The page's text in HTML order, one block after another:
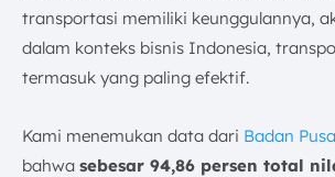
transportasi memiliki keunggulannya,
dalam konteks bisnis Indonesia,
termasuk yang paling efektif.
Kami menemukan data dari Badan
bahwa sebesar 94,86 persen total